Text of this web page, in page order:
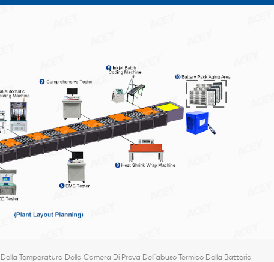
Temperatura Della Camera Di Prova Dell'abuso Termico Della Batteria